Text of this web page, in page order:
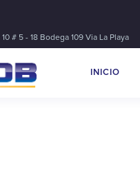
# 5 - 18 Bodega 109 Via La Playa
INICIO